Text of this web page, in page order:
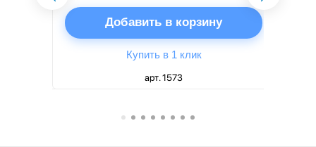
Добавить в корзину
Купить в 1 клик
арт. 1573